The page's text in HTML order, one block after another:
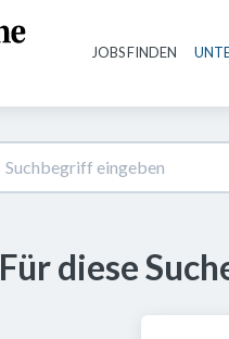
JOBS FINDEN
Für diese